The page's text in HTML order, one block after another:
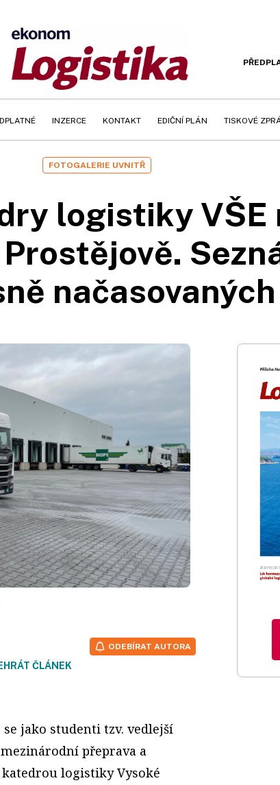
INZERCE KONTAKT EDIČNÍ PLÁN TISKOVÉ
FOTOGALERIE UVNITŘ
logistiky VŠE
ČLÁNEK
ODEBÍRAT AUTORA
jako studenti tzv. vedlejší
přeprava a
logistiky Vysoké